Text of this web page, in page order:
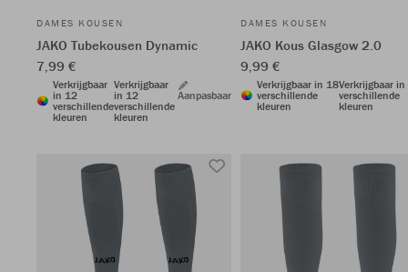
DAMES KOUSEN
JAKO Tubekousen Dynamic
7,99 €
Verkrijgbaar
in 12
verschillende
kleuren
Verkrijgbaar
in 12
verschillende
kleuren
Aanpasbaar
DAMES KOUSEN
JAKO Kous Glasgow 2.0
9,99 €
Verkrijgbaar in 18
verschillende
kleuren
Verkrijgbaar
verschillende
kleuren